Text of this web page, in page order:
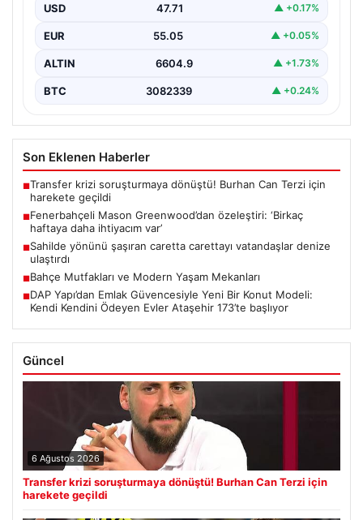
USD 47.71 ▲ +0.17%
EUR 55.05 ▲ +0.05%
ALTIN 6604.9 ▲ +1.73%
BTC 3082339 ▲ +0.24%
Son Eklenen Haberler
■Transfer krizi soruşturmaya dönüştü! Burhan Can Terzi için
harekete geçildi
■Fenerbahçeli Mason Greenwood’dan özeleştiri: ‘Birkaç
haftaya daha ihtiyacım var’
■Sahilde yönünü şaşıran caretta carettayı vatandaşlar denize
ulaştırdı
■Bahçe Mutfakları ve Modern Yaşam Mekanları
■DAP Yapı’dan Emlak Güvencesiyle Yeni Bir Konut Modeli:
Kendi Kendini Ödeyen Evler Ataşehir 173’te başlıyor
Güncel
6 Ağustos 2026
Transfer krizi soruşturmaya dönüştü! Burhan Can Terzi için
harekete geçildi